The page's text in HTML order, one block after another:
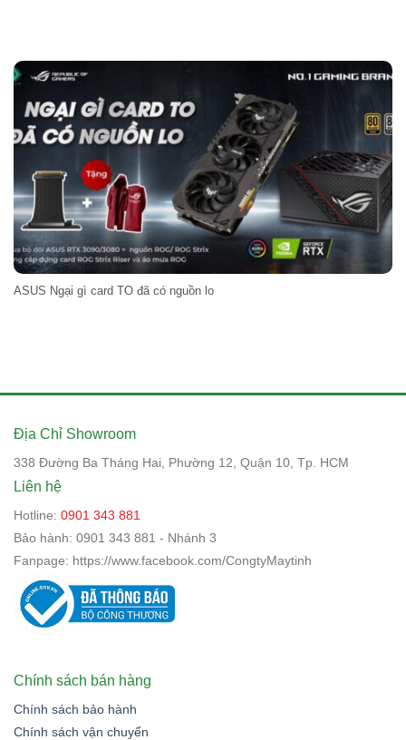
ASUS Ngại gì card TO đã có nguồn lo
Địa Chỉ Showroom
338 Đường Ba Tháng Hai, Phường 12, Quận 10, Tp. HCM
Liên hệ
Hotline: 0901 343 881
Bảo hành: 0901 343 881 - Nhánh 3
Fanpage: https://www.facebook.com/CongtyMaytinh
Chính sách bán hàng
Chính sách bảo hành
Chính sách vận chuyển